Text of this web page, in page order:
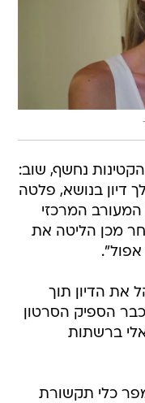
נחשף, שוב:
דיון בנושא, פלטה
המרכזי
מכן הליטה את
אפול".
את הדיון תוך
הספיק הסרטון
ברשתות
כלי תקשורת